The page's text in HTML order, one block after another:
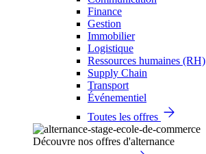
Finance
Gestion
Immobilier
Logistique
Ressources humaines (RH)
Supply Chain
Transport
Événementiel
Toutes les offres
Découvre nos offres d'alternance